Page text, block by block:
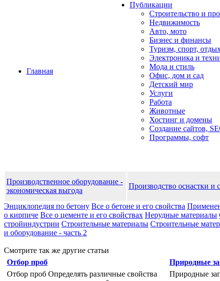
Главная
Публикации
Строительство и
Недвижимость
Авто, мото
Бизнес и финансы
Туризм, спорт,
Электроника и
Мода и стиль
Офис, дом и cад
Детский мир
Услуги
Работа
Животные
Хостинг и домены
Создание сайтов,
Программы, софт
Производственное оборудование -
экономическая выгода
Производство оснастки и
Энциклопедия по бетону Все о бетоне и его свойства
о кирпиче Все о цементе и его свойствах Нерудные материалы
стройиндустрии Строительные материалы Строительные
и оборудование - часть 2
Смотрите так же другие статьи
Отбор проб
Отбор проб Определять различные свойства
Природные
Природные